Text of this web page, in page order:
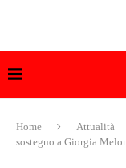
Home Attualità
sostegno a Giorgia